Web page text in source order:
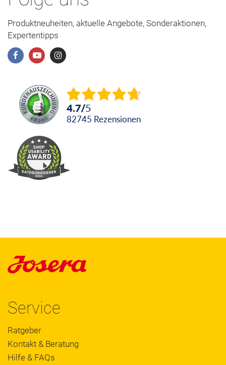
Produktneuheiten, aktuelle Angebote, Sonderaktionen,
Expertentipps
4.7/5
82745 Rezensionen
Service
Ratgeber
Kontakt & Beratung
Hilfe & FAQs